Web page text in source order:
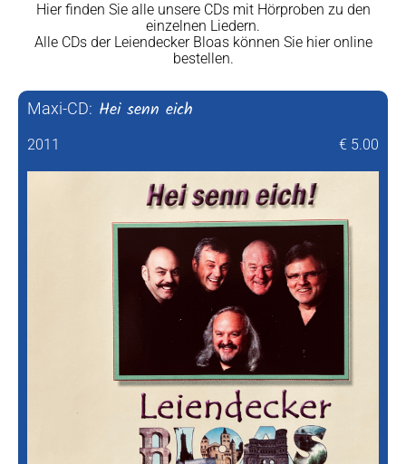
Hier finden Sie alle unsere CDs mit Hörproben zu den
einzelnen Liedern.
Alle CDs der Leiendecker Bloas können Sie hier online
bestellen.
Maxi-CD: Hei senn eich
2011 € 5.00